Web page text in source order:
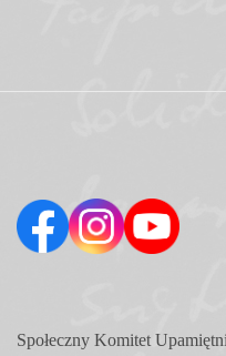
Społeczny Komitet